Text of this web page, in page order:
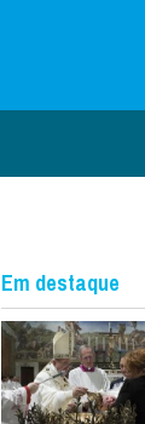
Em destaque